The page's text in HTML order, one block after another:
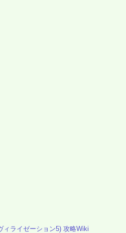
ィライゼーション5) 攻略Wiki